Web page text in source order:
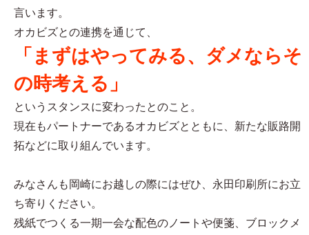
言います。
オカビズとの連携を通じて、
「まずはやってみる、ダメならそ
の時考える」
というスタンスに変わったとのこと。
現在もパートナーであるオカビズとともに、新たな販路開
拓などに取り組んでいます。
みなさんも岡崎にお越しの際にはぜひ、永田印刷所にお立
ち寄りください。
残紙でつくる一期一会な配色のノートや便箋、ブロックメ